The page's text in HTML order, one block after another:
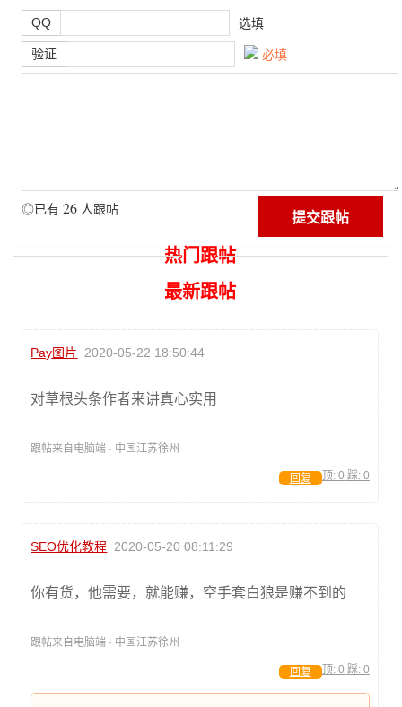
QQ 选填
验证 必填
◎已有 26 人跟帖
热门跟帖
最新跟帖
Pay图片 2020-05-22 18:50:44
对草根头条作者来讲真心实用
跟帖来自电脑端 · 中国江苏徐州
顶: 0 踩: 0
回复
SEO优化教程 2020-05-20 08:11:29
你有货，他需要，就能赚，空手套白狼是赚不到的
跟帖来自电脑端 · 中国江苏徐州
顶: 0 踩: 0
回复